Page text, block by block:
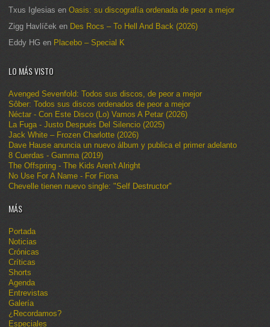
Txus Iglesias en Oasis: su discografía ordenada de peor a mejor
Zigg Havlíček en Des Rocs – To Hell And Back (2026)
Eddy HG en Placebo – Special K
LO MÁS VISTO
Avenged Sevenfold: Todos sus discos, de peor a mejor
Sôber: Todos sus discos ordenados de peor a mejor
Néctar - Con Este Disco (Lo) Vamos A Petar (2026)
La Fuga - Justo Después Del Silencio (2025)
Jack White – Frozen Charlotte (2026)
Dave Hause anuncia un nuevo álbum y publica el primer adelanto
8 Cuerdas - Gamma (2019)
The Offspring - The Kids Aren't Alright
No Use For A Name - For Fiona
Chevelle tienen nuevo single: "Self Destructor"
MÁS
Portada
Noticias
Crónicas
Críticas
Shorts
Agenda
Entrevistas
Galería
¿Recordamos?
Especiales